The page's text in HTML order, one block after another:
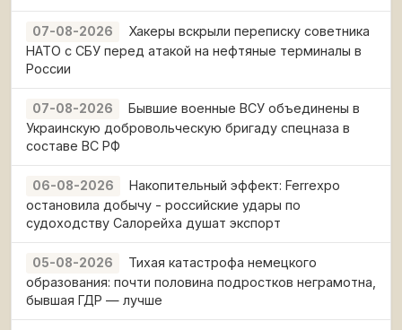
07-08-2026
Хакеры вскрыли переписку советника
НАТО с СБУ перед атакой на нефтяные терминалы в
России
07-08-2026
Бывшие военные ВСУ объединены в
Украинскую добровольческую бригаду спецназа в
составе ВС РФ
06-08-2026
Накопительный эффект: Ferrexpo
остановила добычу - российские удары по
судоходству Салорейха душат экспорт
05-08-2026
Тихая катастрофа немецкого
образования: почти половина подростков неграмотна,
бывшая ГДР — лучше